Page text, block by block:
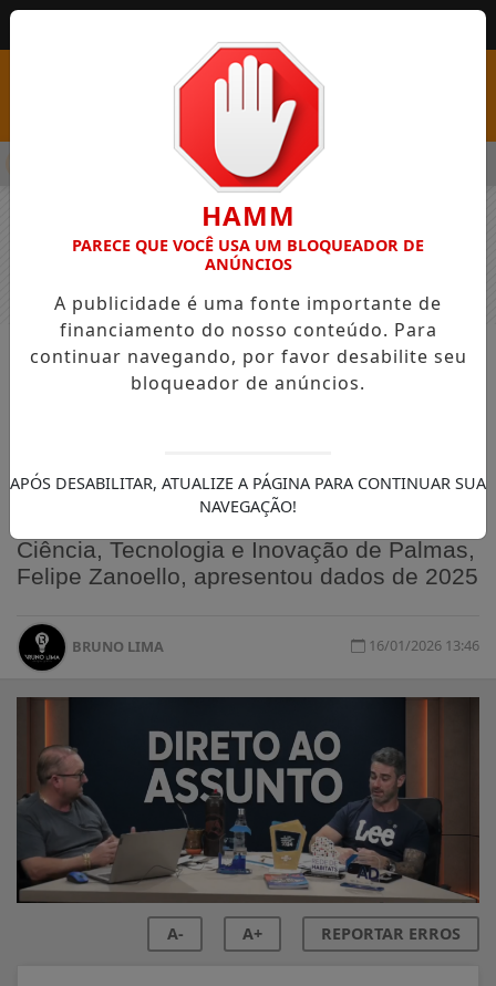
COM VAGAS EM SEIS FUNÇÕES E SALÁRIOS QUE CHEGAM
NOTÍCIAS GERAL
Felipe Zanoello apresentou dados
No programa Direto ao Assunto, o
secretário de Desenvolvimento Econômico,
Ciência, Tecnologia e Inovação de Palmas,
Felipe Zanoello, apresentou dados de 2025
BRUNO LIMA 16/01/2026 13:46
A- A+ REPORTAR ERROS
HAMM
PARECE QUE VOCÊ USA UM BLOQUEADOR DE
ANÚNCIOS
A publicidade é uma fonte importante de
financiamento do nosso conteúdo. Para
continuar navegando, por favor desabilite seu
bloqueador de anúncios.
APÓS DESABILITAR, ATUALIZE A PÁGINA PARA CONTINUAR SUA
NAVEGAÇÃO!